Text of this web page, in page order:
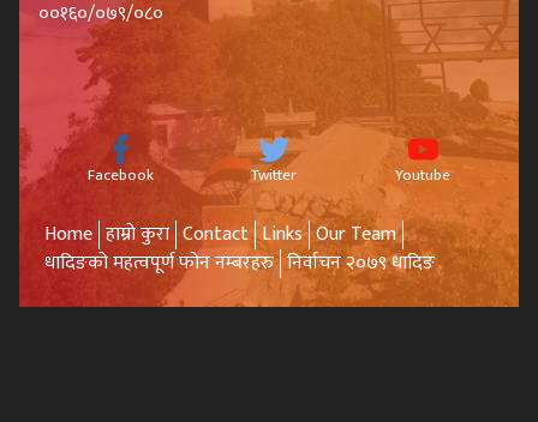
००१६०/०७९/०८०
Facebook Twitter Youtube
Home हाम्रो कुरा Contact Links Our Team
धादिङको महत्वपूर्ण फोन नम्बरहरु निर्वाचन २०७९ धादिङ